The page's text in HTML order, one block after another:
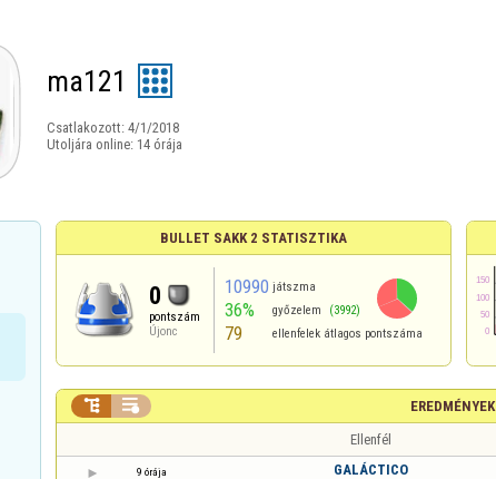
ma121
Csatlakozott: 4/1/2018
Utoljára online: 14 órája
BULLET SAKK 2 STATISZTIKA
0
pontszám
Újonc
10990 játszma
36% győzelem (3992)
79 ellenfelek átlagos pontszáma
EREDMÉNYEK
 
Ellenfél
9 órája GALÁCTICO